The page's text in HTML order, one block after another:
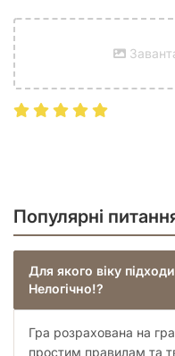
творчість.
обстановку або
обговорювати,
створена саме для
Забудьте про занудні
Дозвольте собі бути
Популярні
Для якого віку
Нелогічно!?
Гра розрахована на
простим правилам та